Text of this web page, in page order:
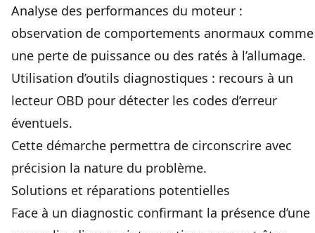
Analyse des performances du moteur :
observation de comportements anormaux comme
une perte de puissance ou des ratés à l’allumage.
Utilisation d’outils diagnostiques : recours à un
lecteur OBD pour détecter les codes d’erreur
éventuels.
Cette démarche permettra de circonscrire avec
précision la nature du problème.
Solutions et réparations potentielles
Face à un diagnostic confirmant la présence d’une